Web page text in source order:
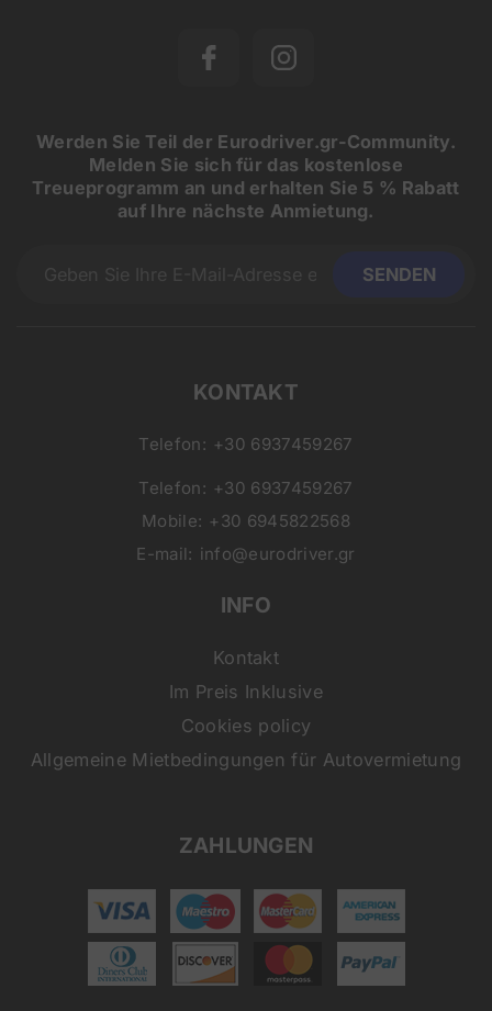
Werden Sie Teil der Eurodriver.gr-Community.
Melden Sie sich für das kostenlose
Treueprogramm an und erhalten Sie 5 % Rabatt
auf Ihre nächste Anmietung.
KONTAKT
Telefon: +30 6937459267
Telefon: +30 6937459267
Mobile: +30 6945822568
E-mail: info@eurodriver.gr
INFO
Kontakt
Im Preis Inklusive
Cookies policy
Allgemeine Mietbedingungen für Autovermietung
ZAHLUNGEN